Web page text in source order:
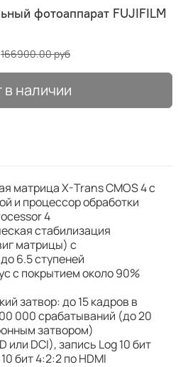
фотоаппарат FUJIFILM
166900.00 руб
в наличии
матрица X-Trans CMOS 4 с
и процессор обработки
4
стабилизация
матрицы) с
6.5 ступеней
с покрытием около 90%
затвор: до 15 кадров в
000 срабатываний (до 20
затвором)
или DCI), запись Log 10 бит
бит 4:2:2 по HDMI